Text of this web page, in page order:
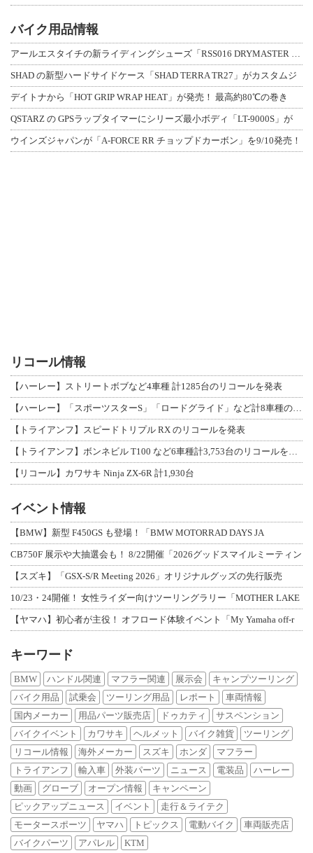
バイク用品情報
アールエスタイチの新ライディングシューズ「RSS016 DRYMASTER スト
SHAD の新型ハードサイドケース「SHAD TERRA TR27」がカスタムジ
デイトナから「HOT GRIP WRAP HEAT」が発売！ 最高約80℃の巻き
QSTARZ の GPSラップタイマーにシリーズ最小ボディ「LT-9000S」が
ウインズジャパンが「A-FORCE RR チョップドカーボン」を9/10発売！
リコール情報
【ハーレー】ストリートボブなど4車種 計1285台のリコールを発表
【ハーレー】「スポーツスターS」「ロードグライド」など計8車種のリコールを発表
【トライアンフ】スピードトリプル RX のリコールを発表
【トライアンフ】ボンネビル T100 など6車種計3,753台のリコールを発表
【リコール】カワサキ Ninja ZX-6R 計1,930台
イベント情報
【BMW】新型 F450GS も登場！「BMW MOTORRAD DAYS JA
CB750F 展示や大抽選会も！ 8/22開催「2026グッドスマイルミーティン
【スズキ】「GSX-S/R Meeting 2026」オリジナルグッズの先行販売
10/23・24開催！ 女性ライダー向けツーリングラリー「MOTHER LAKE
【ヤマハ】初心者が主役！ オフロード体験イベント「My Yamaha off-r
キーワード
BMW ハンドル関連 マフラー関連 展示会
キャンプツーリング
バイク用品
試乗会 ツーリング用品 レポート
車両情報
国内メーカー
用品パーツ販売店 ドゥカティ
サスペンション
バイクイベント
カワサキ ヘルメット バイク雑貨
ツーリング
リコール情報
海外メーカー スズキ ホンダ
マフラー
トライアンフ
輸入車 外装パーツ ニュース 電装品
ハーレー
動画
グローブ オープン情報
キャンペーン
ピックアップニュース
イベント
走行＆ライテク
モータースポーツ
ヤマハ トピックス 電動バイク
車両販売店
バイクパーツ
アパレル KTM